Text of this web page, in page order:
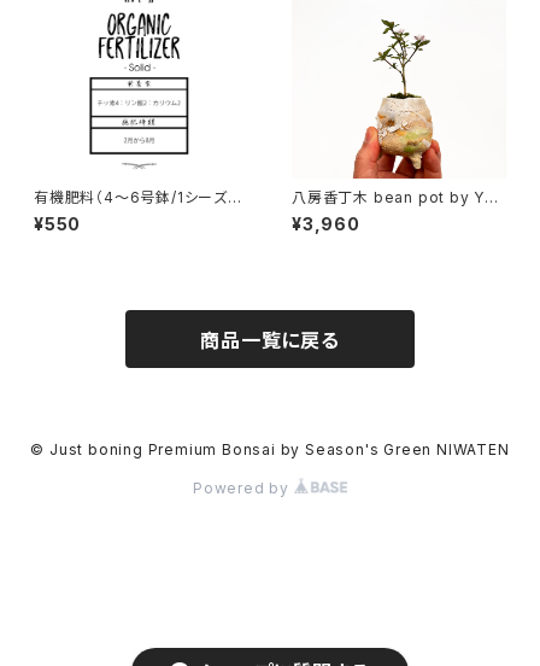
有機肥料（4〜6号鉢/1シーズン
分）
¥550
八房香丁木 bean pot by YO
YO窯B
¥3,960
商品一覧に戻る
© Just boning Premium Bonsai by Season's Green NIWATEN
Powered by